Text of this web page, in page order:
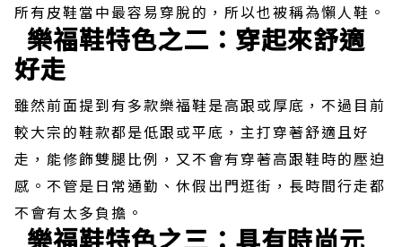
所有皮鞋當中最容易穿脫的，所以也被稱為懶人鞋。
樂福鞋特色之二：穿起來舒適
好走
雖然前面提到有多款樂福鞋是高跟或厚底，不過目前
較大宗的鞋款都是低跟或平底，主打穿著舒適且好
走，能修飾雙腿比例，又不會有穿著高跟鞋時的壓迫
感。不管是日常通勤、休假出門逛街，長時間行走都
不會有太多負擔。
樂福鞋特色之三：具有時尚元